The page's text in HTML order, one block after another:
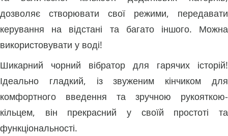
дозволяє створювати свої режими, передавати
керування на відстані та багато іншого. Можна
використовувати у воді!
Шикарний чорний вібратор для гарячих історій!
Ідеально гладкий, із звуженим кінчиком для
комфортного введення та зручною рукояткою-
кільцем, він прекрасний у своїй простоті та
функціональності.